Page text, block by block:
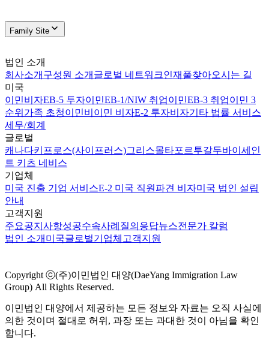
Family Site
법인 소개
회사소개 구성원 소개 글로벌 네트워크인재풀찾아오시는 길
미국
이민비자EB-5 투자이민EB-1/NIW 취업이민EB-3 취업이민 3
순위 가족 초청이민비이민 비자E-2 투자비자기타 법률 서비스
세무/회계
글로벌
캐나다키프로스(사이프러스)그리스몰타포르투갈두바이 세인
트 키츠 네비스
기업체
미국 진출 기업 서비스E-2 미국 직원파견 비자미국 법인 설립
안내
고객지원
주요공지사항성공수속사례 질의응답뉴스전문가 칼럼
법인 소개 미국글로벌기업체 고객지원
Copyright ⓒ(주)이민법인 대양(DaeYang Immigration Law
Group) All Rights Reserved.
이민법인 대양에서 제공하는 모든 정보와 자료는 오직 사실에
의한 것이며 절대로 허위, 과장 또는 과대한 것이 아님을 확인
합니다.